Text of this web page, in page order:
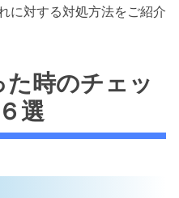
に対する対処方法をご紹介
時のチェッ
選